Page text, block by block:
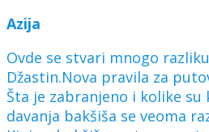
Azija
Ovde se stvari mnogo
Džastin.Nova pravila za
Šta je zabranjeno i kolike su
davanja bakšiša se veoma